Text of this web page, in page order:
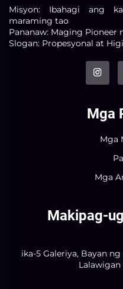
Misyon: Ibahagi ang
maraming tao
Pananaw: Maging Pioneer
Slogan: Propesyonal at
Mga
Mga
Mga
Makipag-
ika-5 Galeriya, Bayan
Lalawigan